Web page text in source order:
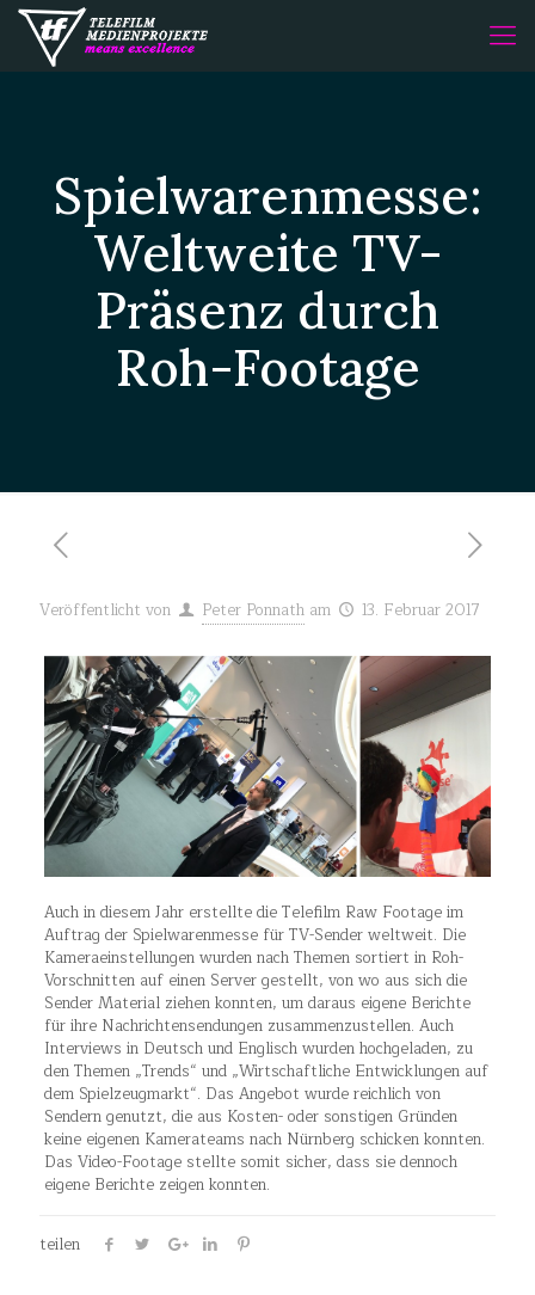
Spielwarenmesse:
Weltweite TV-
Präsenz durch
Roh-Footage
Veröffentlicht von Peter Ponnath am 13. Februar 2017
Auch in diesem Jahr erstellte die Telefilm Raw Footage im
Auftrag der Spielwarenmesse für TV-Sender weltweit. Die
Kameraeinstellungen wurden nach Themen sortiert in Roh-
Vorschnitten auf einen Server gestellt, von wo aus sich die
Sender Material ziehen konnten, um daraus eigene Berichte
für ihre Nachrichtensendungen zusammenzustellen. Auch
Interviews in Deutsch und Englisch wurden hochgeladen, zu
den Themen „Trends“ und „Wirtschaftliche Entwicklungen auf
dem Spielzeugmarkt“. Das Angebot wurde reichlich von
Sendern genutzt, die aus Kosten- oder sonstigen Gründen
keine eigenen Kamerateams nach Nürnberg schicken konnten.
Das Video-Footage stellte somit sicher, dass sie dennoch
eigene Berichte zeigen konnten.
teilen